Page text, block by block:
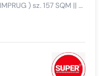
* * * WANT TO SALE! * * * APT`BOTANICA ( SIMPRUG ) sz. 157 SQM || 2BR+MAID ** ISTIMEWAH!! ** #IDR. 6,1M (NEGO) Dekat: Ciledug, Permata Hijau, Gro...